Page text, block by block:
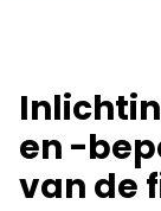
en -
van de